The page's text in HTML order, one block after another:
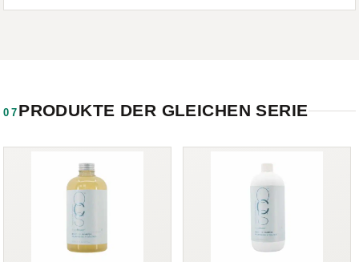
07 PRODUKTE DER GLEICHEN SERIE